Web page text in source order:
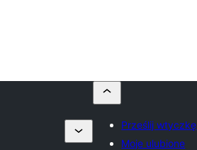
Prześlij wtyczkę
Moje ulubione